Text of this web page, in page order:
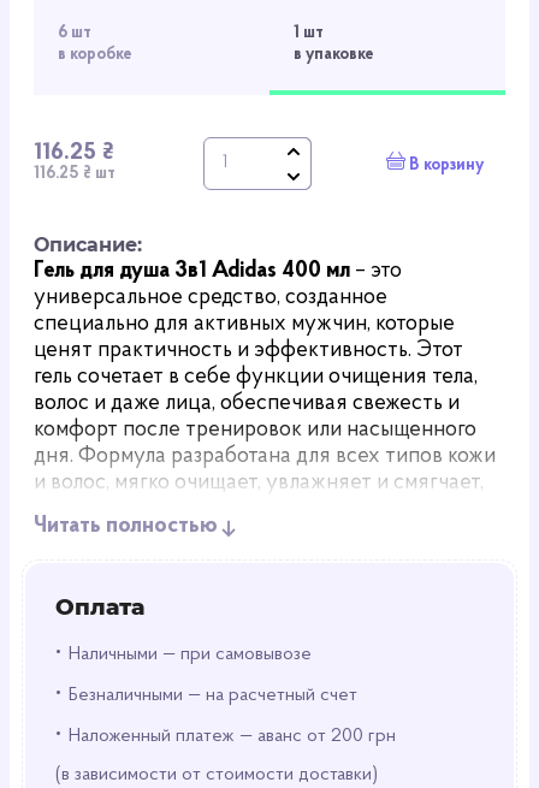
6 шт
в коробке
1 шт
в упаковке
116.25 ₴
116.25 ₴ шт В корзину
Оплата
• Наличными — при самовывозе
• Безналичными — на расчетный счет
• Наложенный платеж — аванс от 200 грн
(в зависимости от стоимости доставки)
Описание:
Гель для душа 3в1 Adidas 400 мл – это
универсальное средство, созданное
специально для активных мужчин, которые
ценят практичность и эффективность. Этот
гель сочетает в себе функции очищения тела,
волос и даже лица, обеспечивая свежесть и
комфорт после тренировок или насыщенного
дня. Формула разработана для всех типов кожи
и волос, мягко очищает, увлажняет и смягчает,
не оставляя ощущения сухости.
Power Booster – каждый найдёт свой идеальный
вариант. Средство отлично пенится, легко
смывается и оставляет лёгкий, ненавязчивый
аромат. Удобная пластиковая бутылка объёмом
или путешествий.
Читать полностью